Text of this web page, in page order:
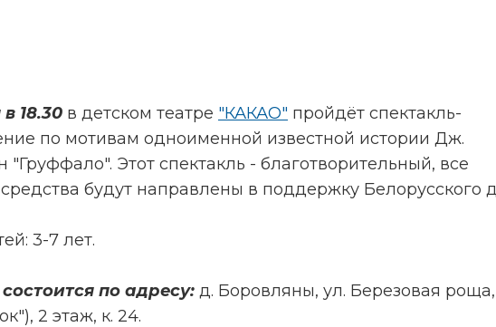
18.30 в детском театре "КАКАО" пройдёт спектакль-
по мотивам одноименной известной истории Дж.
"Груффало". Этот спектакль - благотворительный, все
будут направлены в поддержку Белорусского
3-7 лет.
по адресу: д. Боровляны, ул. Березовая
2 этаж, к. 24.